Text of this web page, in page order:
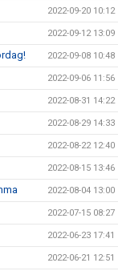
2022-09-20 10:12
2022-09-12 13:09
2022-09-08 10:48
2022-09-06 11:56
2022-08-31 14:22
2022-08-29 14:33
2022-08-22 12:40
2022-08-15 13:46
2022-08-04 13:00
2022-07-15 08:27
2022-06-23 17:41
2022-06-21 12:51